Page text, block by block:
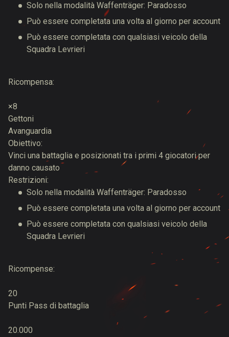
Solo nella modalità Waffenträger: Paradosso
Può essere completata una volta al giorno per account
Può essere completata con qualsiasi veicolo della
Squadra Levrieri
Ricompensa:
×8
Gettoni
Avanguardia
Obiettivo:
Vinci una battaglia e posizionati tra i primi 4 giocatori per
danno causato
Restrizioni:
Solo nella modalità Waffenträger: Paradosso
Può essere completata una volta al giorno per account
Può essere completata con qualsiasi veicolo della
Squadra Levrieri
Ricompense:
20
Punti Pass di battaglia
20.000